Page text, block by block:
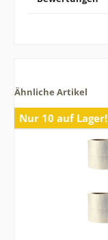
Ähnliche Artikel
Nur 10 auf Lager!